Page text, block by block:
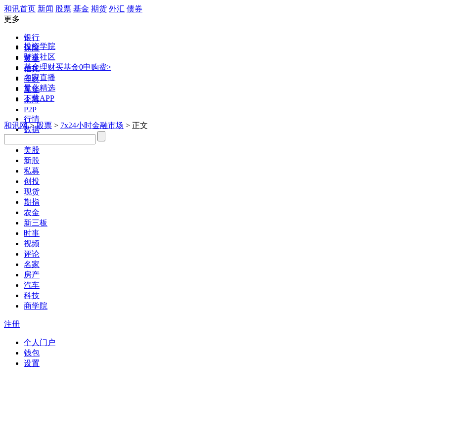
和讯首页 新闻 股票 基金 期货 外汇 债券
更多
银行
保险
黄金
信托
理财
互金
众筹
P2P
行情
数据
美股
新股
私募
创投
现货
期指
农金
新三板
时事
视频
评论
名家
房产
汽车
科技
商学院
注册
个人门户
钱包
设置
投资学院
财道社区
基金理财买基金0申购费>
名家直播
量化精选
下载APP
和讯网>股票 > 7x24小时金融市场 > 正文